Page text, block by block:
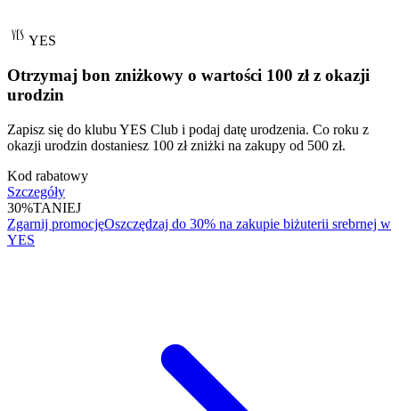
YES
Otrzymaj bon zniżkowy o wartości 100 zł z okazji
urodzin
Zapisz się do klubu YES Club i podaj datę urodzenia. Co roku z
okazji urodzin dostaniesz 100 zł zniżki na zakupy od 500 zł.
Kod rabatowy
Szczegóły
30%TANIEJ
Zgarnij promocjęOszczędzaj do 30% na zakupie biżuterii srebrnej w
YES